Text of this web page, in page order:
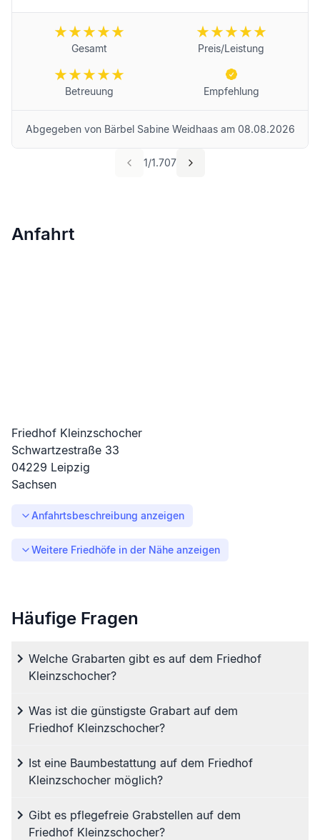
1/1.707
Gesamt Preis/Leistung
Betreuung Empfehlung
Abgegeben von Bärbel Sabine Weidhaasam 08.08.2026
Anfahrt
Friedhof Kleinzschocher
Schwartzestraße 33
04229 Leipzig
Sachsen
Anfahrtsbeschreibung anzeigen
Weitere Friedhöfe in der Nähe anzeigen
Häufige Fragen
Welche Grabarten gibt es auf dem Friedhof
Kleinzschocher?
Was ist die günstigste Grabart auf dem
Friedhof Kleinzschocher?
Ist eine Baumbestattung auf dem Friedhof
Kleinzschocher möglich?
Gibt es pflegefreie Grabstellen auf dem
Friedhof Kleinzschocher?